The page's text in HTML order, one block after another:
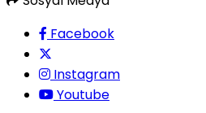
Facebook
Instagram
Youtube